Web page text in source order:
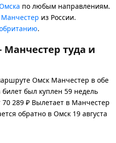
по любым направлениям.
из России.
.
туда и
Омск Манчестер в обе
был куплен 59 недель
70 289 ₽ Вылетает в Манчестер
обратно в Омск 19 августа